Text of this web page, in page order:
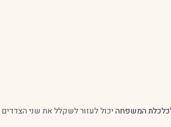
המשפחהיכול לעזור לשקלל את שני